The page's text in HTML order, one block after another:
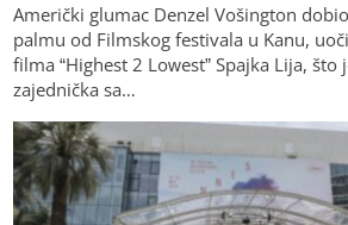
Američki glumac Denzel Vošington
palmu od Filmskog festivala u Kanu,
filma “Highest 2 Lowest” Spajka Lija, što
zajednička sa…